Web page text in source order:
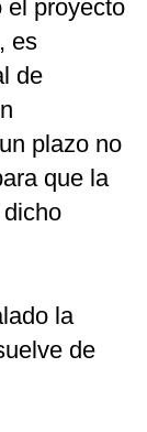
el proyecto
es
de
plazo no
que la
la
de